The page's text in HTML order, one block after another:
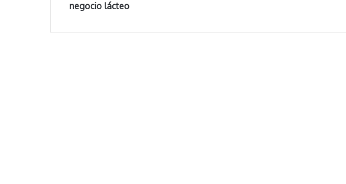
negocio lácteo